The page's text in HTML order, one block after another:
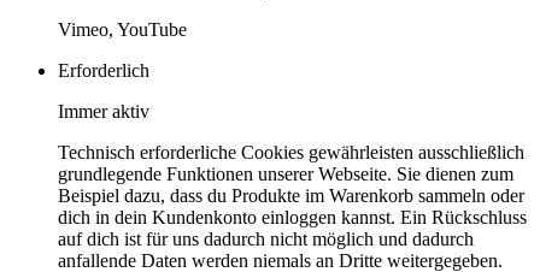
Vimeo, YouTube
Erforderlich
Immer aktiv
Technisch erforderliche Cookies gewährleisten ausschließlich
grundlegende Funktionen unserer Webseite. Sie dienen zum
Beispiel dazu, dass du Produkte im Warenkorb sammeln oder
dich in dein Kundenkonto einloggen kannst. Ein Rückschluss
auf dich ist für uns dadurch nicht möglich und dadurch
anfallende Daten werden niemals an Dritte weitergegeben.